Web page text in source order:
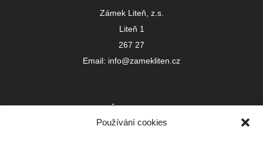
Používání cookies
Zámek Liteň, z.s.
Liteň 1
267 27
Email: info@zamekliten.cz
IČ 22752391
Registrováno u Městského soudu v Praze